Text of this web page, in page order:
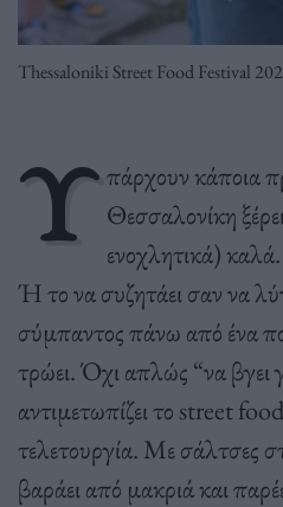
Thessaloniki Street Food Festival
Υ πάρχουν κάποια
Θεσσαλονίκη
ενοχλητικά)
Ή το να συζητάει σαν να
σύμπαντος πάνω από ένα
τρώει. Όχι απλώς “να βγει
αντιμετωπίζει το street
τελετουργία. Με σάλτσες
βαράει από μακριά και